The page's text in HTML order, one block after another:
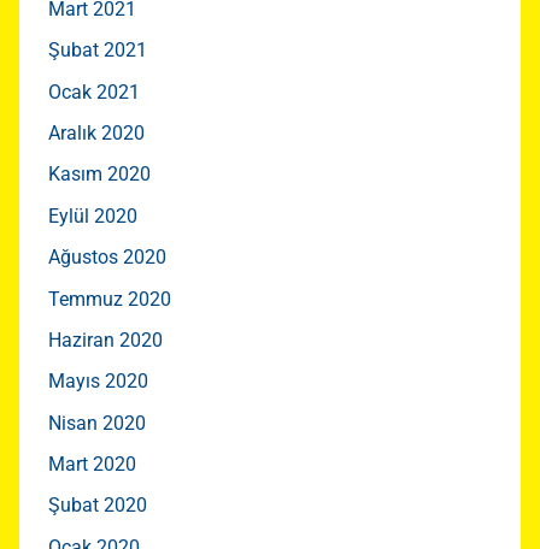
Mart 2021
Şubat 2021
Ocak 2021
Aralık 2020
Kasım 2020
Eylül 2020
Ağustos 2020
Temmuz 2020
Haziran 2020
Mayıs 2020
Nisan 2020
Mart 2020
Şubat 2020